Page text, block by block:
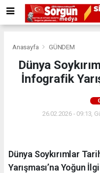
Anasayfa GÜNDEM
Dünya
İnfografik
26.02.2026 - 09:13,
Dünya Soykırımlar
Yarışması’na Yoğun İlgi